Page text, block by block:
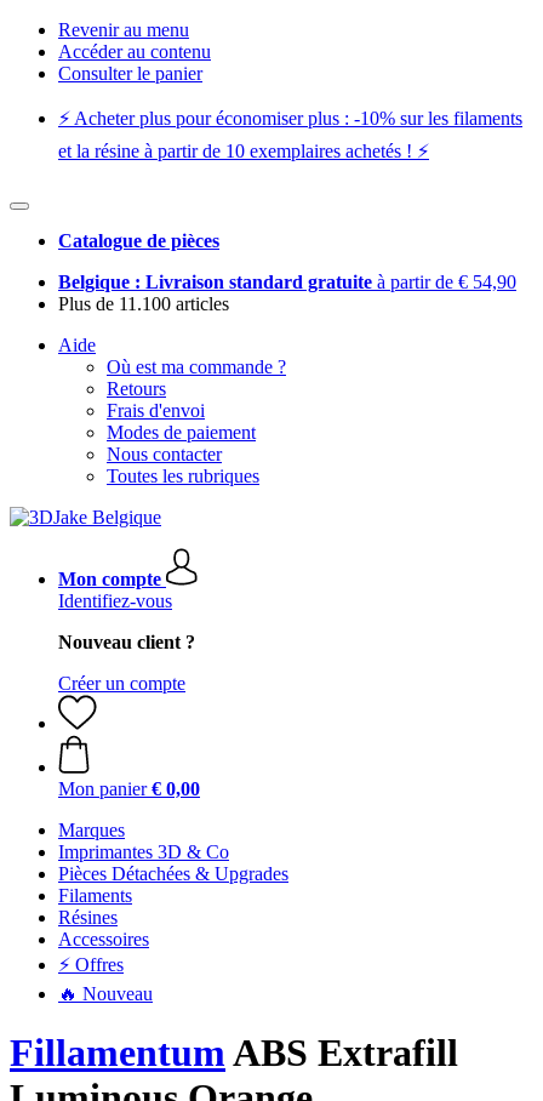
Revenir au menu
Accéder au contenu
Consulter le panier
⚡️ Acheter plus pour économiser plus : -10% sur les filaments
et la résine à partir de 10 exemplaires achetés ! ⚡️
Catalogue de pièces
Belgique : Livraison standard gratuite à partir de € 54,90
Plus de 11.100 articles
Aide
Où est ma commande ?
Retours
Frais d'envoi
Modes de paiement
Nous contacter
Toutes les rubriques
Mon compte
Identifiez-vous
Nouveau client ?
Créer un compte
Mon panier € 0,00
Marques
Imprimantes 3D & Co
Pièces Détachées & Upgrades
Filaments
Résines
Accessoires
⚡ Offres
🔥 Nouveau
FillamentumABS Extrafill